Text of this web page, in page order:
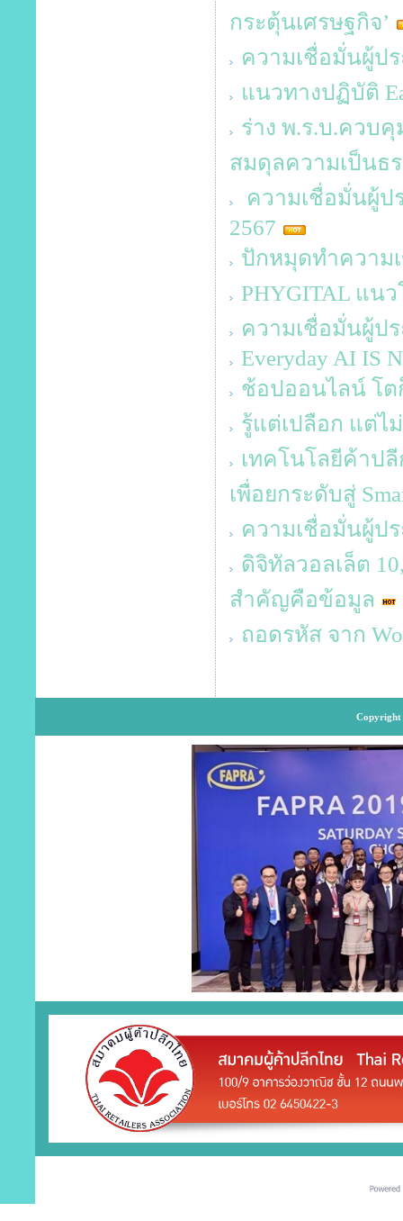
กระตุ้นเศรษฐกิจ’
ความเชื่อมั่นผู้ป
แนวทางปฏิบัติ
ร่าง พ.ร.บ.ควบคุ
สมดุลความเป็นธ
ความเชื่อมั่นผู้ป
2567
ปักหมุดทำความ
PHYGITAL แน
ความเชื่อมั่นผู้ป
Everyday AI IS
ช้อปออนไลน์ โ
รู้แต่เปลือก แต่ไ
เทคโนโลยีค้าปลี
เพื่อยกระดับสู่
ความเชื่อมั่นผู้ป
ดิจิทัลวอลเล็ต
สำคัญคือข้อมูล
ถอดรหัส จาก
Copyright